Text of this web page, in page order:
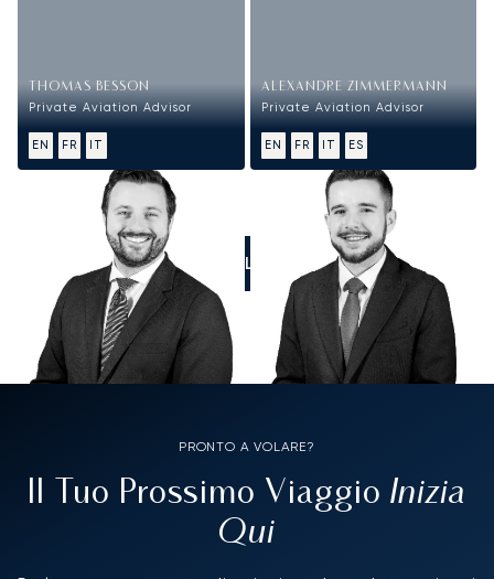
THOMAS BESSON
Private Aviation Advisor
EN FR IT
ALEXANDRE ZIMMERMANN
Private Aviation Advisor
EN FR IT ES
CALL US
PRONTO A VOLARE?
Il Tuo Prossimo Viaggio Inizia
Qui